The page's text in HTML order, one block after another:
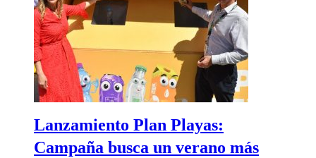
Lanzamiento Plan Playas:
Campaña busca un verano más